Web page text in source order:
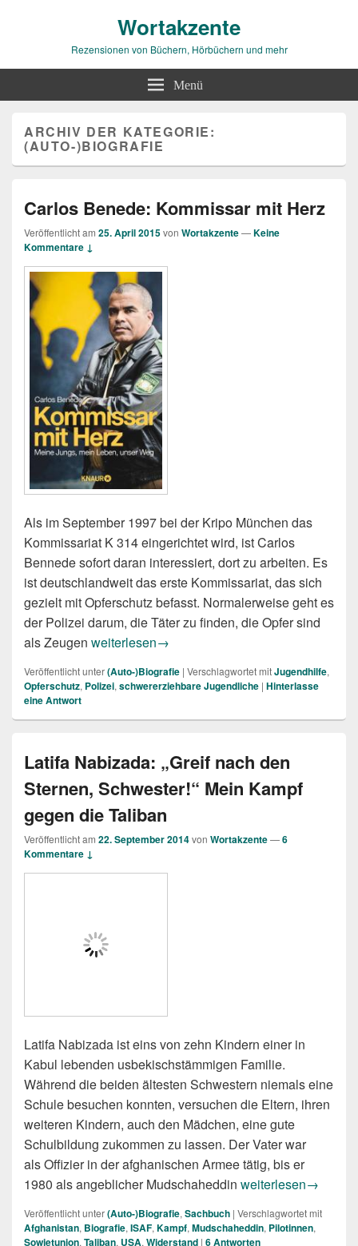
Wortakzente
Rezensionen von Büchern, Hörbüchern und mehr
Menü
ARCHIV DER KATEGORIE:
(AUTO-)BIOGRAFIE
Carlos Benede: Kommissar mit Herz
Veröffentlicht am 25. April 2015von Wortakzente—Keine
Kommentare ↓
Als im September 1997 bei der Kripo München das
Kommissariat K 314 eingerichtet wird, ist Carlos
Bennede sofort daran interessiert, dort zu arbeiten. Es
ist deutschlandweit das erste Kommissariat, das sich
gezielt mit Opferschutz befasst. Normalerweise geht es
der Polizei darum, die Täter zu finden, die Opfer sind
als Zeugen Carlos Benede: Kommissar mit Herz
weiterlesen→
Veröffentlicht unter(Auto-)Biografie | Verschlagwortet mitJugendhilfe,
Opferschutz, Polizei, schwererziehbare Jugendliche | Hinterlasse
eine Antwort
Latifa Nabizada: „Greif nach den
Sternen, Schwester!“ Mein Kampf
gegen die Taliban
Veröffentlicht am 22. September 2014von Wortakzente—6
Kommentare ↓
Latifa Nabizada ist eins von zehn Kindern einer in
Kabul lebenden usbekischstämmigen Familie.
Während die beiden ältesten Schwestern niemals eine
Schule besuchen konnten, versuchen die Eltern, ihren
weiteren Kindern, auch den Mädchen, eine gute
Schulbildung zukommen zu lassen. Der Vater war
als Offizier in der afghanischen Armee tätig, bis er
1980 als angeblicher Mudschaheddin Latifa Nabizada:
weiterlesen→
Veröffentlicht unter(Auto-)Biografie, Sachbuch | Verschlagwortet mit
Afghanistan, Biografie, ISAF, Kampf, Mudschaheddin, Pilotinnen,
Sowjetunion, Taliban, USA, Widerstand | 6Antworten